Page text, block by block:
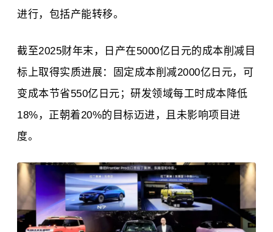
进行，包括产能转移。
截至2025财年末，日产在5000亿日元的成本削减目
标上取得实质进展：固定成本削减2000亿日元，可
变成本节省550亿日元；研发领域每工时成本降低
18%，正朝着20%的目标迈进，且未影响项目进
度。